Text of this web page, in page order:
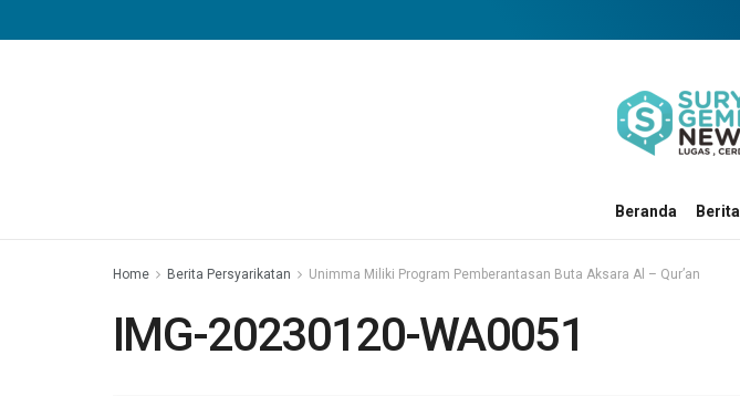
Beranda Berita
Home Berita Persyarikatan Unimma Miliki Program Pemberantasan Buta Aksara Al – Qur’an
IMG-20230120-WA0051